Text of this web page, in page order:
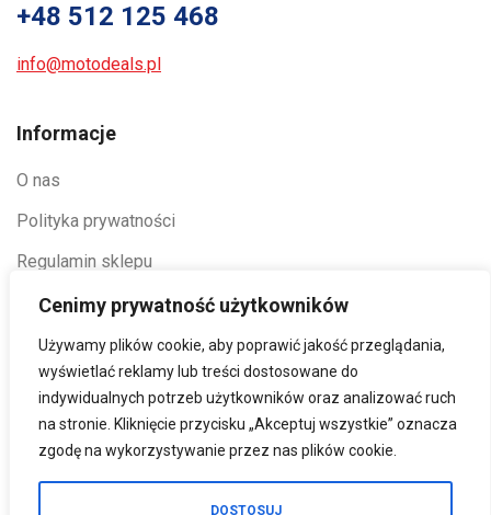
Cenimy prywatność użytkowników
Używamy plików cookie, aby poprawić jakość przeglądania,
wyświetlać reklamy lub treści dostosowane do
indywidualnych potrzeb użytkowników oraz analizować ruch
na stronie. Kliknięcie przycisku „Akceptuj wszystkie” oznacza
zgodę na wykorzystywanie przez nas plików cookie.
DOSTOSUJ
+48 512 125 468
info@motodeals.pl
Informacje
O nas
Polityka prywatności
Regulamin sklepu
Zwroty
Godziny otwarcia
Pon-Czwartek- 07:00 - 15:00
Piątek- 06:00 - 14:00